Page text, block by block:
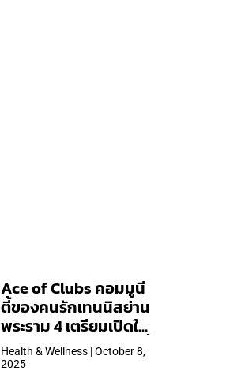
Ace of Clubs คอมมูนี
ตี้ของคนรักเทนนิสย่าน
พระราม 4 เตรียมเปิดให้
บริการวันแรก 19 ต.ค. นี้
Health & Wellness | October 8,
2025